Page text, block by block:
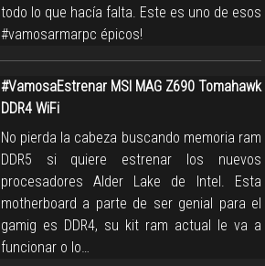
todo lo que hacía falta. Este es uno de esos
#vamosarmarpc épicos!
#VamosaEstrenar MSI MAG Z690 Tomahawk
DDR4 WiFi
No pierda la cabeza buscando memoria ram
DDR5 si quiere estrenar los nuevos
procesadores Alder Lake de Intel. Esta
motherboard a parte de ser genial para el
gamig es DDR4, su kit ram actual le va a
funcionar o lo…